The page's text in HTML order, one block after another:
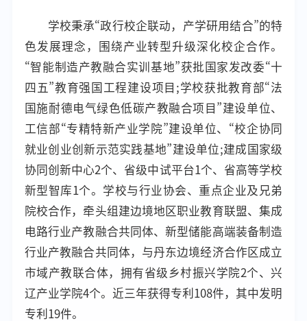
学校秉承“政行校企联动，产学研用结合”的特
色发展理念，围绕产业转型升级深化校企合作。
“智能制造产教融合实训基地”获批国家发改委“十
四五”教育强国工程建设项目;学校获批教育部“法
国施耐德电气绿色低碳产教融合项目”建设单位、
工信部“专精特新产业学院”建设单位、“校企协同
就业创业创新示范实践基地”建设单位;建成国家级
协同创新中心2个、省级中试平台1个、省高等学校
新型智库1个。学校与行业协会、重点企业及兄弟
院校合作，牵头组建边境地区职业教育联盟、集成
电路行业产教融合共同体、新型储能高端装备制造
行业产教融合共同体，与丹东边境经济合作区成立
市域产教联合体，拥有省级乡村振兴学院2个、兴
辽产业学院4个。近三年获得专利108件，其中发明
专利19件。